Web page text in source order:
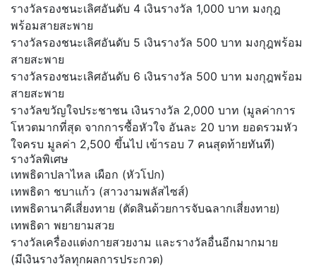
รางวัลรองชนะเลิศอันดับ 4 เงินรางวัล 1,000 บาท มงกุฎ
พร้อมสายสะพาย
รางวัลรองชนะเลิศอันดับ 5 เงินรางวัล 500 บาท มงกุฎพร้อม
สายสะพาย
รางวัลรองชนะเลิศอันดับ 6 เงินรางวัล 500 บาท มงกุฎพร้อม
สายสะพาย
รางวัลขวัญใจประชาชน เงินรางวัล 2,000 บาท (มูลค่าการ
โหวตมากที่สุด จากการซื้อหัวใจ อันละ 20 บาท ยอดรวมหัว
ใจครบ มูลค่า 2,500 ขึ้นไป เข้ารอบ 7 คนสุดท้ายทันที)
รางวัลพิเศษ
เทพธิดาปลาไหล เผือก (หัวโปก)
เทพธิดา ชบาแก้ว (สาวงามพลัสไซส์)
เทพธิดานาคีเสี่ยงทาย (ตัดสินด้วยการจับฉลากเสี่ยงทาย)
เทพธิดา พยายามสวย
รางวัลเครื่องแต่งกายสวยงาม และรางวัลอื่นอีกมากมาย
(มีเงินรางวัลทุกผลการประกวด)